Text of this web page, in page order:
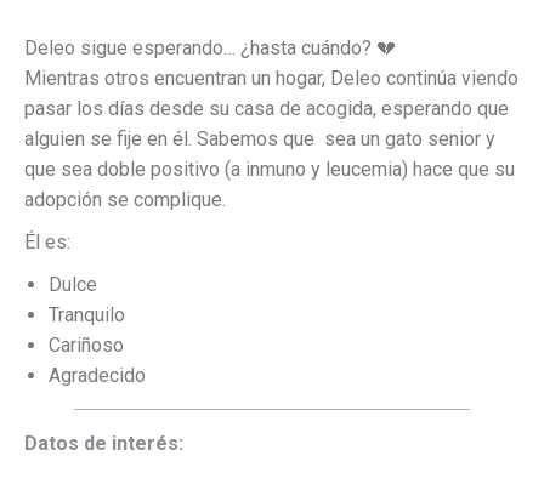
Deleo sigue esperando… ¿hasta cuándo? 💔
Mientras otros encuentran un hogar, Deleo continúa viendo
pasar los días desde su casa de acogida, esperando que
alguien se fije en él. Sabemos que sea un gato senior y
que sea doble positivo (a inmuno y leucemia) hace que su
adopción se complique.
Él es:
Dulce
Tranquilo
Cariñoso
Agradecido
Datos de interés: